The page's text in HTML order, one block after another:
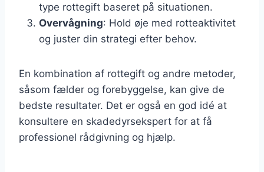
type rottegift baseret på situationen.
Overvågning: Hold øje med rotteaktivitet
og juster din strategi efter behov.
En kombination af rottegift og andre metoder,
såsom fælder og forebyggelse, kan give de
bedste resultater. Det er også en god idé at
konsultere en skadedyrsekspert for at få
professionel rådgivning og hjælp.